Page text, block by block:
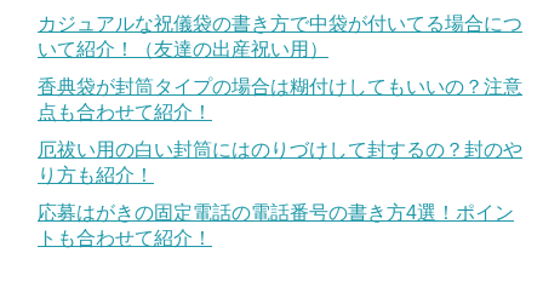
カジュアルな祝儀袋の書き方で中袋が付いてる場合につ
いて紹介！（友達の出産祝い用）
香典袋が封筒タイプの場合は糊付けしてもいいの？注意
点も合わせて紹介！
厄祓い用の白い封筒にはのりづけして封するの？封のや
り方も紹介！
応募はがきの固定電話の電話番号の書き方4選！ポイン
トも合わせて紹介！